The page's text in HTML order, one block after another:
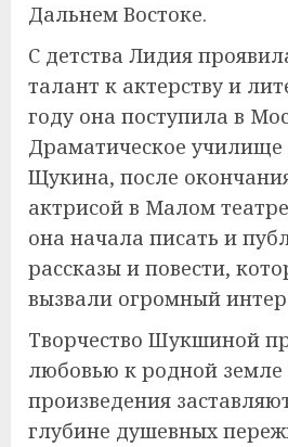
Дальнем Востоке.
С детства Лидия
талант к актерству и
году она поступила в
Драматическое училище
Щукина, после
актрисой в Малом
она начала писать и
рассказы и повести,
вызвали огромный
Творчество Шукшиной
любовью к родной земле
произведения
глубине душевных